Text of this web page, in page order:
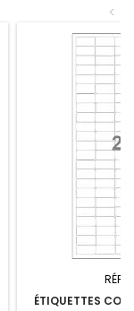
<
ÉTIQUETTES